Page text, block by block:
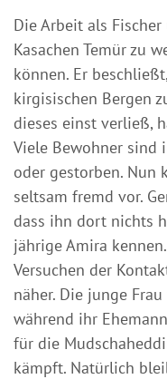
Die Arbeit als
Kasachen Temür zu
können. Er
kirgisischen Bergen
dieses einst verließ,
Viele Bewohner sind
oder gestorben. Nun
seltsam fremd vor.
dass ihn dort nichts
jährige Amira
Versuchen der
näher. Die junge
während ihr
für die
kämpft. Natürlich